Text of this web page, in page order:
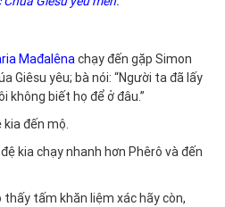
Mađalênachạy đến gặp Simon
Giêsu yêu; bà nói: “Người ta đã lấy
không biết họ để ở đâu.”
kia đến mộ.
kia chạy nhanh hơn Phêrô và đến
tấm khăn liệm xác hãy còn,